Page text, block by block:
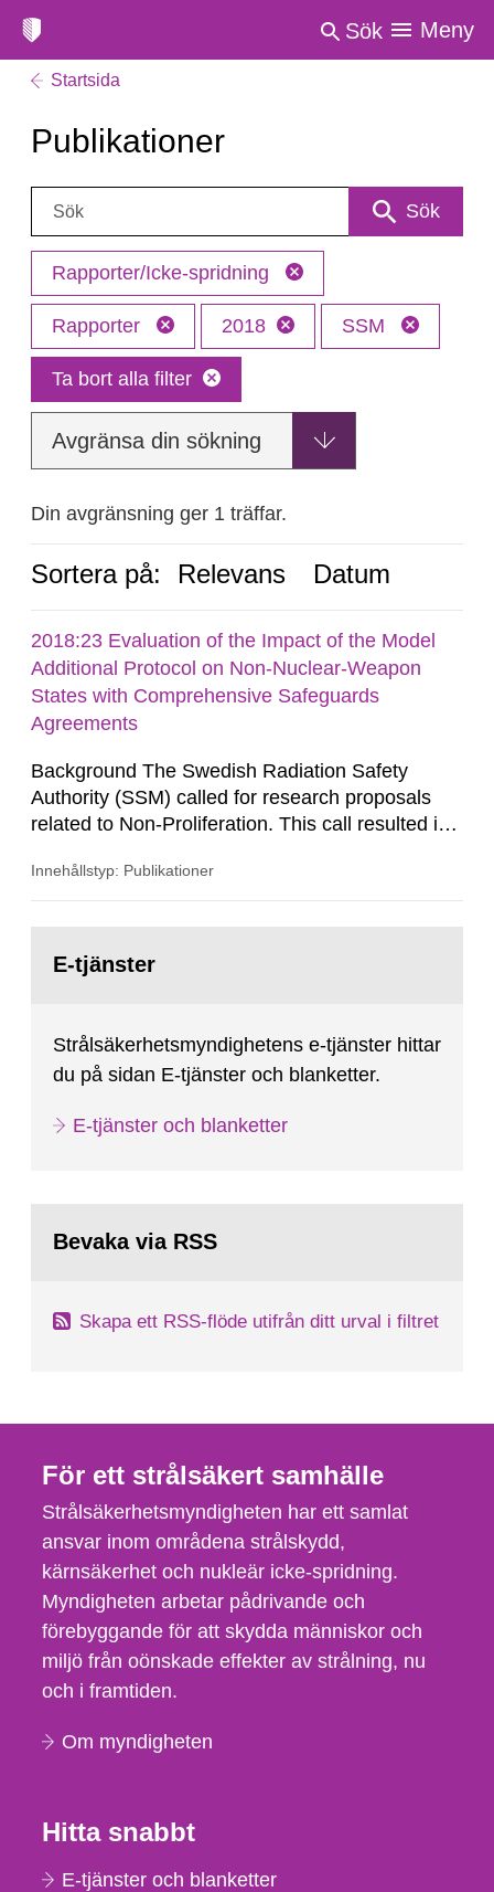
Sök Meny
Startsida
Publikationer
Sök: Sök
Rapporter/Icke-spridning
Rapporter 2018 SSM
Ta bort alla filter
Avgränsa din sökning
Din avgränsning ger 1 träffar.
Sortera på: Relevans Datum
2018:23 Evaluation of the Impact of the Model
Additional Protocol on Non-Nuclear-Weapon
States with Comprehensive Safeguards
Agreements
Background The Swedish Radiation Safety
Authority (SSM) called for research proposals
related to Non-Proliferation. This call resulted in
Center for Disarmament and Non-Proliferation
Additional Protocol, which was approved by the
International Atomic Energy Agency's...
Innehållstyp: Publikationer
sida:E-tjänster
Strålsäkerhetsmyndighetens e-tjänster hittar
du på sidan E-tjänster och blanketter.
E-tjänster och blanketter
Bevaka via RSS
Skapa ett RSS-flöde utifrån ditt urval i filtret
För ett strålsäkert samhälle
Strålsäkerhetsmyndigheten har ett samlat
ansvar inom områdena strålskydd,
kärnsäkerhet och nukleär icke-spridning.
Myndigheten arbetar pådrivande och
förebyggande för att skydda människor och
miljö från oönskade effekter av strålning, nu
och i framtiden.
Om myndigheten
Hitta snabbt
E-tjänster och blanketter